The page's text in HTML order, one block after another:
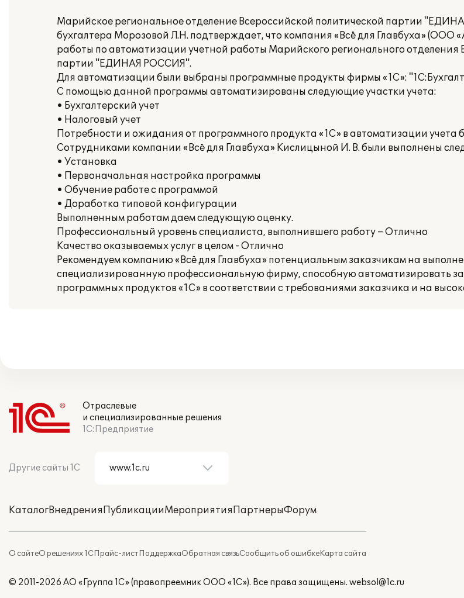
Марийское региональное отделение Всероссийской политической партии
бухгалтера Морозовой Л.Н. подтверждает, что компания «Всё для Главбуха» (ООО
работы по автоматизации учетной работы Марийского регионального отделения
партии "ЕДИНАЯ РОССИЯ".
Для автоматизации были выбраны программные продукты фирмы «1С»:
С помощью данной программы автоматизированы следующие участки учета:
• Бухгалтерский учет
• Налоговый учет
Потребности и ожидания от программного продукта «1С» в автоматизации учета
Сотрудниками компании «Всё для Главбуха» Кислицыной И. В. были выполнены
• Установка
• Первоначальная настройка программы
• Обучение работе с программой
• Доработка типовой конфигурации
Выполненным работам даем следующую оценку.
Профессиональный уровень специалиста, выполнившего работу – Отлично
Качество оказываемых услуг в целом - Отлично
Рекомендуем компанию «Всё для Главбуха» потенциальным заказчикам на
специализированную профессиональную фирму, способную автоматизировать
программных продуктов «1С» в соответствии с требованиями заказчика и на
Отраслевые
и специализированные решения
1С:Предприятие
Другие сайты 1С
КаталогВнедренияПубликацииМероприятияПартнерыФорум
О сайтеО решениях 1СПрайс-листПоддержкаОбратная связьСообщить об ошибкеКарта сайта
© 2011-2026 АО «Группа 1С» (правопреемник ООО «1С»). Все права защищены. websol@1c.ru